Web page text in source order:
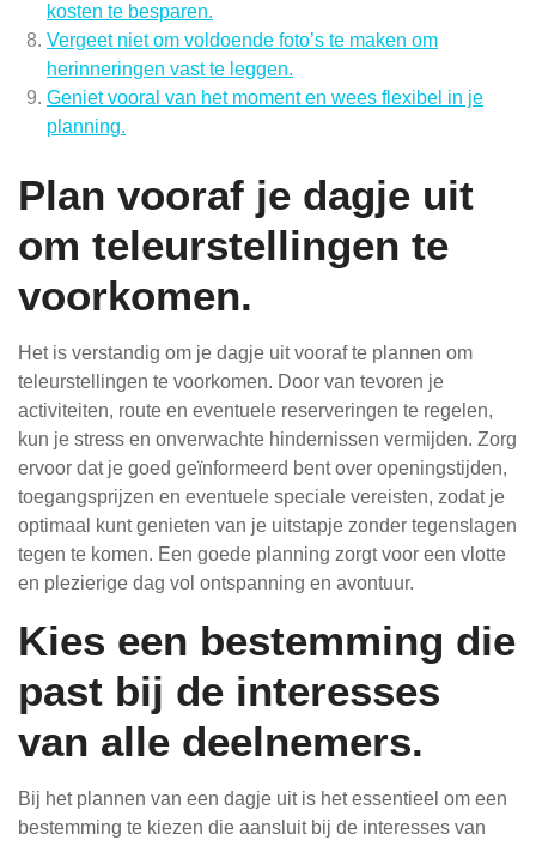
kosten te besparen.
Vergeet niet om voldoende foto’s te maken om
herinneringen vast te leggen.
Geniet vooral van het moment en wees flexibel in je
planning.
Plan vooraf je dagje uit
om teleurstellingen te
voorkomen.
Het is verstandig om je dagje uit vooraf te plannen om
teleurstellingen te voorkomen. Door van tevoren je
activiteiten, route en eventuele reserveringen te regelen,
kun je stress en onverwachte hindernissen vermijden. Zorg
ervoor dat je goed geïnformeerd bent over openingstijden,
toegangsprijzen en eventuele speciale vereisten, zodat je
optimaal kunt genieten van je uitstapje zonder tegenslagen
tegen te komen. Een goede planning zorgt voor een vlotte
en plezierige dag vol ontspanning en avontuur.
Kies een bestemming die
past bij de interesses
van alle deelnemers.
Bij het plannen van een dagje uit is het essentieel om een
bestemming te kiezen die aansluit bij de interesses van